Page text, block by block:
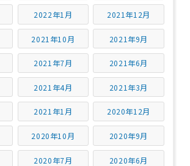
2022年1月 2021年12月
2021年10月 2021年9月
2021年7月 2021年6月
2021年4月 2021年3月
2021年1月 2020年12月
2020年10月 2020年9月
2020年7月 2020年6月